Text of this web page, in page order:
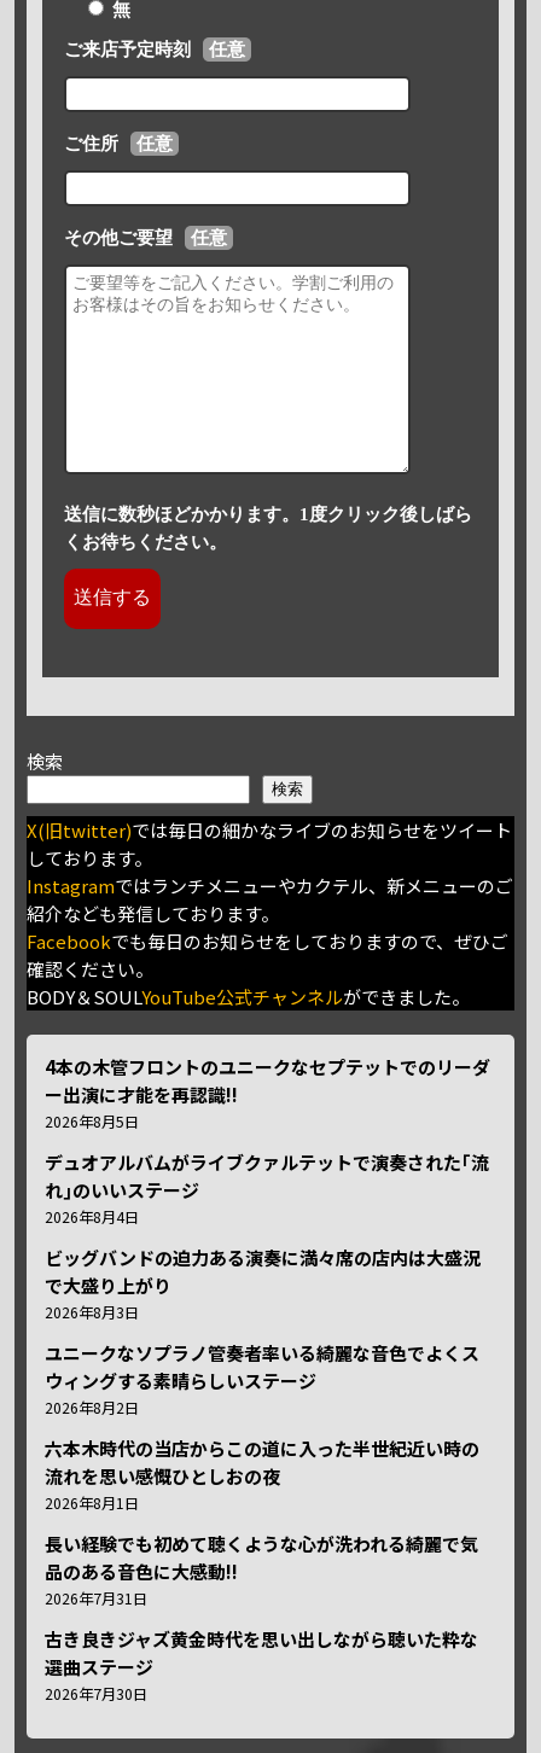
無
ご来店予定時刻 任意
ご住所 任意
その他ご要望 任意
送信に数秒ほどかかります。1度クリック後しばら
くお待ちください。
検索
検索
X(旧twitter)では毎日の細かなライブのお知らせをツイート
しております。
Instagramではランチメニューやカクテル、新メニューのご
紹介なども発信しております。
Facebookでも毎日のお知らせをしておりますので、ぜひご
確認ください。
BODY＆SOULYouTube公式チャンネルができました。
4本の木管フロントのユニークなセプテットでのリーダ
ー出演に才能を再認識!!
2026年8月5日
デュオアルバムがライブクァルテットで演奏された｢流
れ｣のいいステージ
2026年8月4日
ビッグバンドの迫力ある演奏に満々席の店内は大盛況
で大盛り上がり
2026年8月3日
ユニークなソプラノ管奏者率いる綺麗な音色でよくス
ウィングする素晴らしいステージ
2026年8月2日
六本木時代の当店からこの道に入った半世紀近い時の
流れを思い感慨ひとしおの夜
2026年8月1日
長い経験でも初めて聴くような心が洗われる綺麗で気
品のある音色に大感動!!
2026年7月31日
古き良きジャズ黄金時代を思い出しながら聴いた粋な
選曲ステージ
2026年7月30日